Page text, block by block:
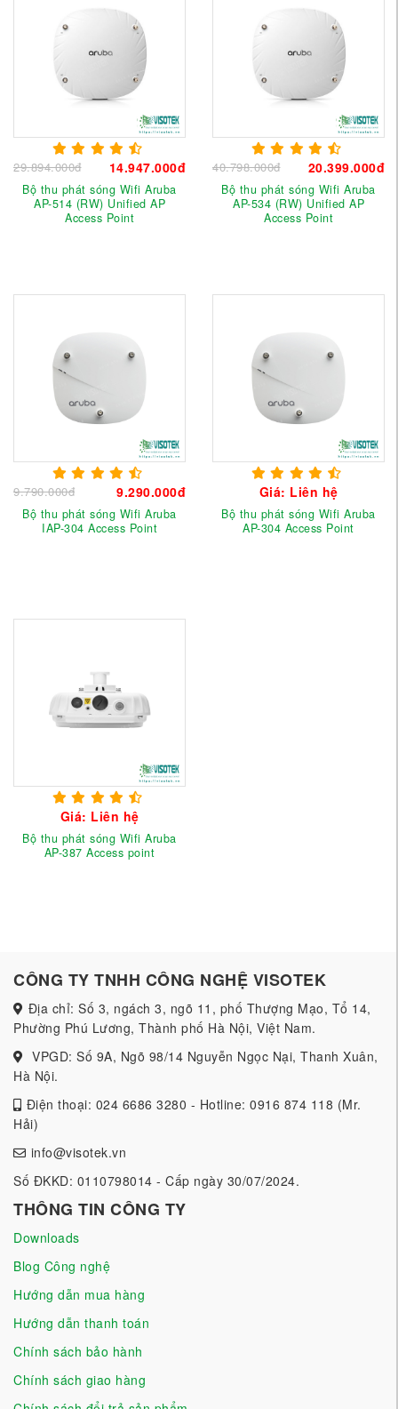
29.894.000đ 14.947.000đ
Bộ thu phát sóng Wifi Aruba
AP-514 (RW) Unified AP
Access Point
40.798.000đ 20.399.000đ
Bộ thu phát sóng Wifi Aruba
AP-534 (RW) Unified AP
Access Point
9.790.000đ 9.290.000đ
Bộ thu phát sóng Wifi Aruba
IAP-304 Access Point
Giá: Liên hệ
Bộ thu phát sóng Wifi Aruba
AP-304 Access Point
Giá: Liên hệ
Bộ thu phát sóng Wifi Aruba
AP-387 Access point
CÔNG TY TNHH CÔNG NGHỆ VISOTEK
Địa chỉ: Số 3, ngách 3, ngõ 11, phố Thượng Mạo, Tổ 14,
Phường Phú Lương, Thành phố Hà Nội, Việt Nam.
VPGD: Số 9A, Ngõ 98/14 Nguyễn Ngọc Nại, Thanh Xuân,
Hà Nội.
Điện thoại: 024 6686 3280 - Hotline: 0916 874 118 (Mr.
Hải)
info@visotek.vn
Số ĐKKD: 0110798014 - Cấp ngày 30/07/2024.
THÔNG TIN CÔNG TY
Downloads
Blog Công nghệ
Hướng dẫn mua hàng
Hướng dẫn thanh toán
Chính sách bảo hành
Chính sách giao hàng